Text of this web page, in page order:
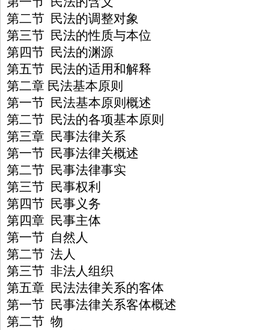
第二节 民法的调整对象
第三节 民法的性质与本位
第四节 民法的渊源
第五节 民法的适用和解释
第二章 民法基本原则
第一节 民法基本原则概述
第二节 民法的各项基本原则
第三章 民事法律关系
第一节 民事法律关概述
第二节 民事法律事实
第三节 民事权利
第四节 民事义务
第四章 民事主体
第一节 自然人
第二节 法人
第三节 非法人组织
第五章 民法法律关系的客体
第一节 民事法律关系客体概述
第二节 物